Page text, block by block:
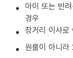
아이 또는 반
경우
장거리 이사로
원룸이 아니